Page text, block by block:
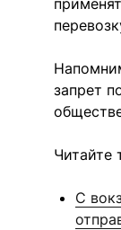
запрет
Читайте
С